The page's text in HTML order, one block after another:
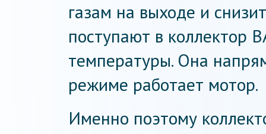
газам на выходе и
поступают в коллектор
температуры. Она
режиме работает мотор.
Именно поэтому